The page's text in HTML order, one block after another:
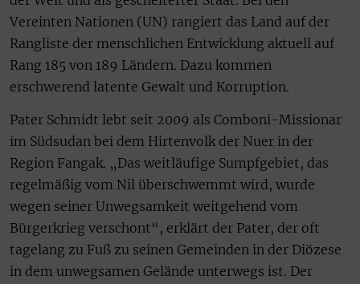
Vereinten Nationen (UN) rangiert das Land auf der
Rangliste der menschlichen Entwicklung aktuell auf
Rang 185 von 189 Ländern. Dazu kommen
erschwerend latente Gewalt und Korruption.
Pater Schmidt lebt seit 2009 als Comboni-Missionar
im Südsudan bei dem Hirtenvolk der Nuer in der
Region Fangak. „Das weitläufige Sumpfgebiet, das
regelmäßig vom Nil überschwemmt wird, wurde
wegen seiner Unwegsamkeit weitgehend vom
Bürgerkrieg verschont“, erklärt der Pater, der oft
tagelang zu Fuß zu seinen Gemeinden in der Diözese
in dem unwegsamen Gelände unterwegs ist. Der